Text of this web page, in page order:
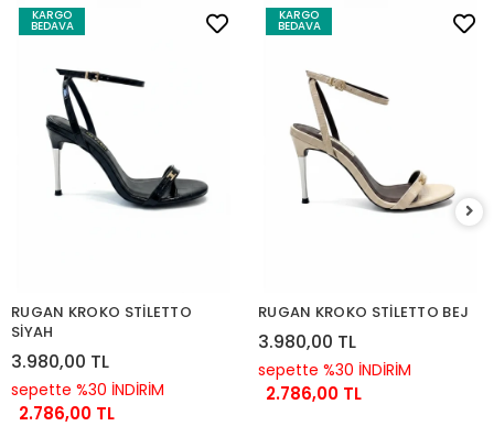
KARGO
BEDAVA
RUGAN KROKO STİLETTO
SİYAH
3.980,00 TL
sepette %30 İNDİRİM
2.786,00 TL
KARGO
BEDAVA
RUGAN KROKO STİLETTO BEJ
3.980,00 TL
sepette %30 İNDİRİM
2.786,00 TL